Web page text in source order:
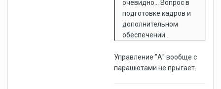
очевидно... Вопрос в
подготовке кадров и
дополнительном
обеспечении...
Управление "А" вообще с
парашютами не прыгает.